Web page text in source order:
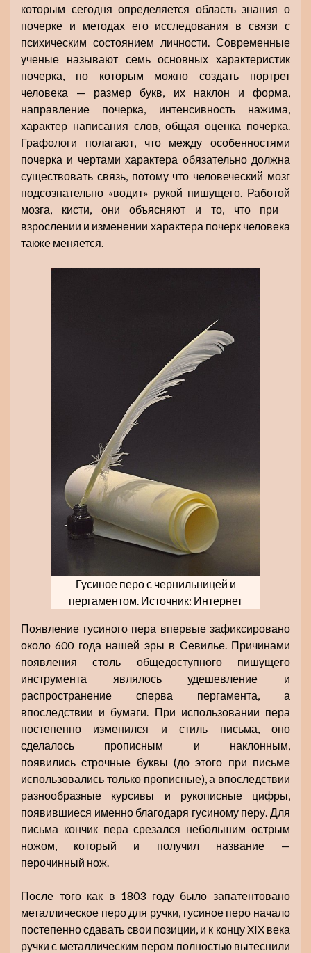
которым сегодня определяется область знания о
почерке и методах его исследования в связи с
психическим состоянием личности. Современные
ученые называют семь основных характеристик
почерка, по которым можно создать портрет
человека — размер букв, их наклон и форма,
направление почерка, интенсивность нажима,
характер написания слов, общая оценка почерка.
Графологи полагают, что между особенностями
почерка и чертами характера обязательно должна
существовать связь, потому что человеческий мозг
подсознательно «водит» рукой пишущего. Работой
мозга, кисти, они объясняют и то, что при
взрослении и изменении характера почерк человека
также меняется.
Гусиное перо с чернильницей и
пергаментом. Источник: Интернет
Появление гусиного пера впервые зафиксировано
около 600 года нашей эры в Севилье. Причинами
появления столь общедоступного пишущего
инструмента являлось удешевление и
распространение сперва пергамента, а
впоследствии и бумаги. При использовании пера
постепенно изменился и стиль письма, оно
сделалось прописным и наклонным,
появились строчные буквы (до этого при письме
использовались только прописные), а впоследствии
разнообразные курсивы и рукописные цифры,
появившиеся именно благодаря гусиному перу. Для
письма кончик пера срезался небольшим острым
ножом, который и получил название —
перочинный нож.
После того как в 1803 году было запатентовано
металлическое перо для ручки, гусиное перо начало
постепенно сдавать свои позиции, и к концу XIX века
ручки с металлическим пером полностью вытеснили